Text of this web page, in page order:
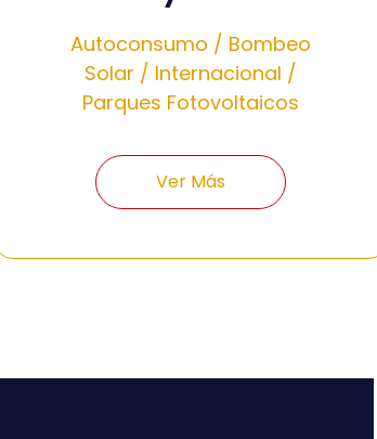
Autoconsumo / Bombeo
Solar / Internacional /
Parques Fotovoltaicos
Ver Más